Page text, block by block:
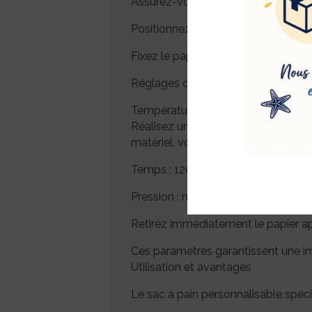
Positionnez le visuel face contre la
Fixez le papier avec un adhésif
Réglages conseillés pour la
Température : 180 °C
Réalisez un test préalable sur un
matériel, vos encres et votre papier.
Temps : 120 à 150 secondes
Pression : moyenne à ferme
Retirez immédiatement le papier
Ces paramètres garantissent une
Utilisation et avantages
Le sac à pain personnalisable